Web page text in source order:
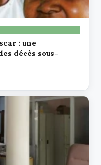
: une
décès sous-